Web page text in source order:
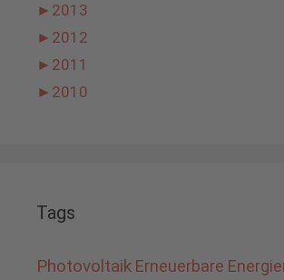
► 2013
► 2012
► 2011
► 2010
Tags
Photovoltaik Erneuerbare